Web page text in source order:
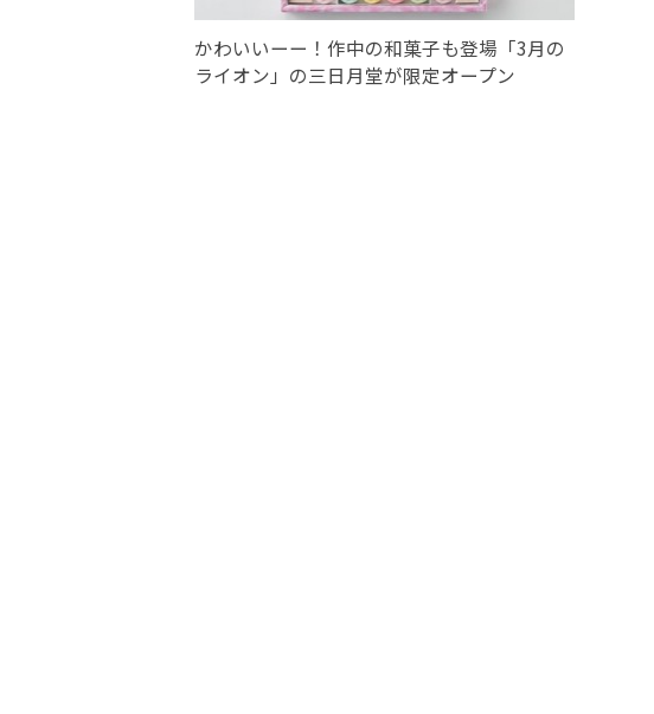
かわいいーー！作中の和菓子も登場「3月の
ライオン」の三日月堂が限定オープン